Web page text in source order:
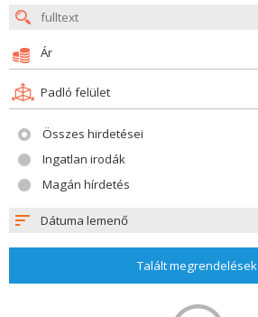
Ár
Padló felület
Összes hirdetései
Ingatlan irodák
Magán hírdetés
Dátuma lemenő
Talált megrendelések